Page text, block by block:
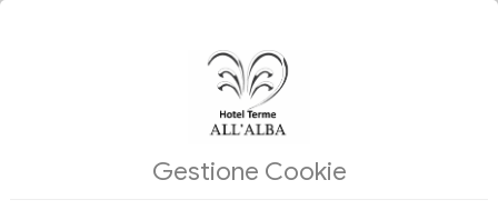
ALLOGGI
Gestione Cookie